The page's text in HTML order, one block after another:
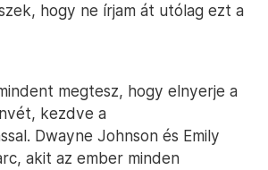
hogy ne írjam át utólag ezt a
megtesz, hogy elnyerje a
kezdve a
Dwayne Johnson és Emily
akit az ember minden